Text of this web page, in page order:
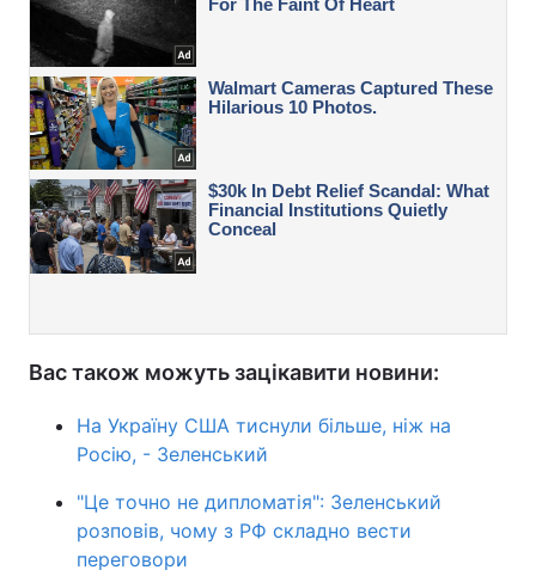
Вас також можуть зацікавити новини:
На Україну США тиснули більше, ніж на
Росію, - Зеленський
"Це точно не дипломатія": Зеленський
розповів, чому з РФ складно вести
переговори